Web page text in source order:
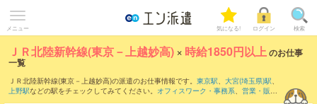
メニュー 気になる! ログイン 検索
ＪＲ北陸新幹線(東京－上越妙高) × 時給1850円以上のお仕事
一覧
ＪＲ北陸新幹線(東京－上越妙高)の派遣のお仕事情報です。 東京駅、 大宮(埼玉県)駅、
上野駅などの駅をチェックしてみてください。 オフィスワーク・事務系、 営業・販